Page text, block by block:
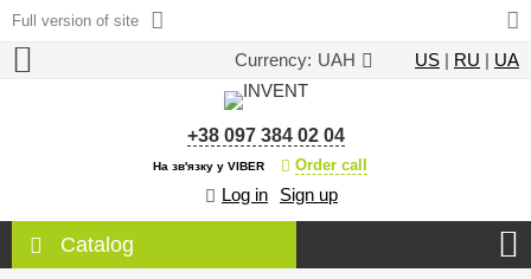
Full version of site
Currency: UAH US | RU | UA
+38 097 384 02 04
На зв'язку у VIBER Order call
Log in Sign up
Catalog